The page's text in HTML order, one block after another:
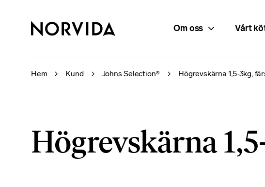
Om oss Vårt
Hem Kund Johns Selection® Högrevskärna 1,5-3kg,
Högrevskärna